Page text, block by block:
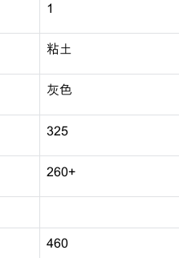
1
粘土
灰色
325
260+
460